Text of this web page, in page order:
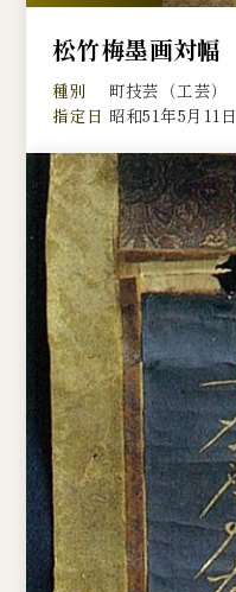
松竹梅墨画対幅
種別
町技芸（工芸）
指定日 昭和51年5月11日